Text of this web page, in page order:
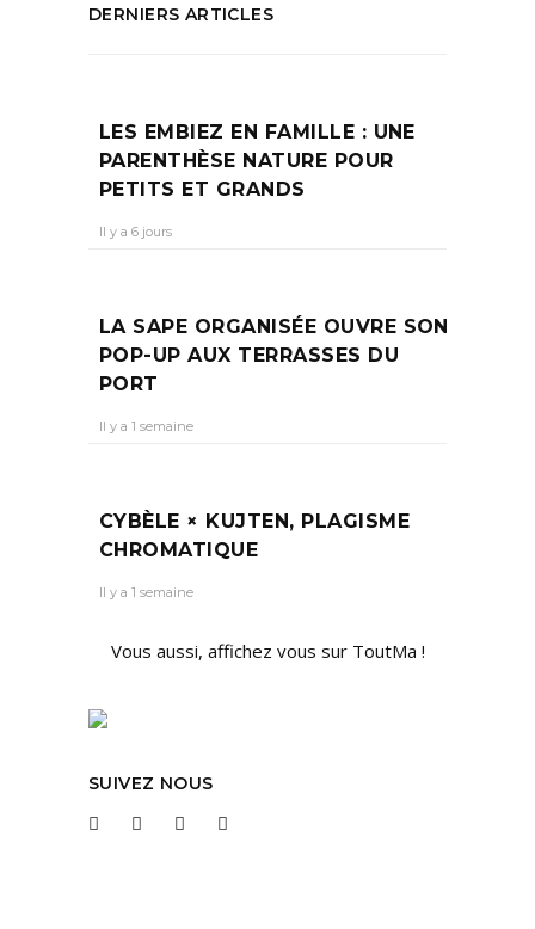
DERNIERS ARTICLES
LES EMBIEZ EN FAMILLE : UNE
PARENTHÈSE NATURE POUR
PETITS ET GRANDS
Il y a 6 jours
LA SAPE ORGANISÉE OUVRE SON
POP-UP AUX TERRASSES DU
PORT
Il y a 1 semaine
CYBÈLE × KUJTEN, PLAGISME
CHROMATIQUE
Il y a 1 semaine
Vous aussi, affichez vous sur ToutMa !
SUIVEZ NOUS